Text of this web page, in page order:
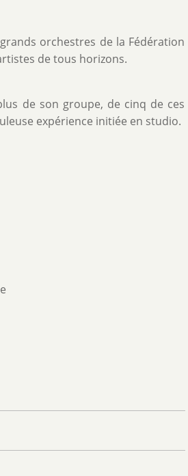
orchestres de la Fédération
de tous horizons.
de son groupe, de cinq de ces
expérience initiée en studio.